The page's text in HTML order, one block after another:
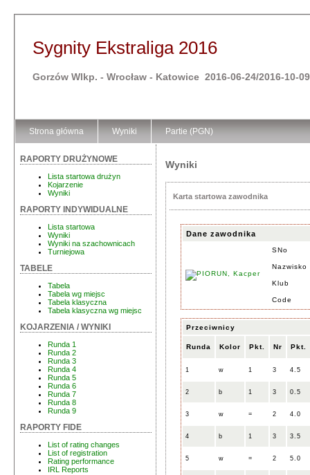
Sygnity Ekstraliga 2016
Gorzów Wlkp. - Wrocław - Katowice 2016-06-24/2016-10-09
Strona główna Wyniki Partie (PGN)
RAPORTY DRUŻYNOWE
Lista startowa drużyn
Kojarzenie
Wyniki
RAPORTY INDYWIDUALNE
Lista startowa
Wyniki
Wyniki na szachownicach
Turniejowa
TABELE
Tabela
Tabela wg miejsc
Tabela klasyczna
Tabela klasyczna wg miejsc
KOJARZENIA / WYNIKI
Runda 1
Runda 2
Runda 3
Runda 4
Runda 5
Runda 6
Runda 7
Runda 8
Runda 9
RAPORTY FIDE
List of rating changes
List of registration
Rating performance
IRL Reports
Wyniki
Karta startowa zawodnika
Dane zawodnika
SNo
Nazwisko
Klub
Code
Przeciwnicy
Runda Kolor Pkt. Nr Pkt.
1 w 1 3 4.5
2 b 1 3 0.5
3 w = 2 4.0
4 b 1 3 3.5
5 w = 2 5.0